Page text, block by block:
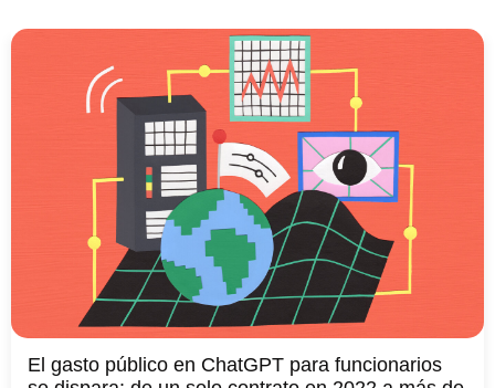
El gasto público en ChatGPT para funcionarios